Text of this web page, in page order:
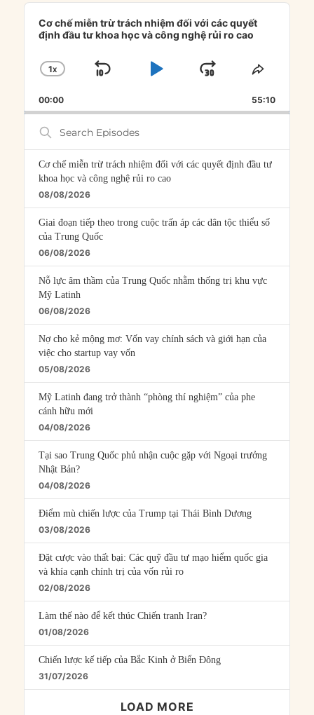
Audio
Player
Cơ chế miễn trừ trách nhiệm đối với các quyết
định đầu tư khoa học và công nghệ rủi ro cao
CHANGE
RATE
1X
SKIP
PLAYJUMP
FORWARD
SHARE
00:00 55:10
Search
Episodes
Cơ chế miễn trừ trách nhiệm đối với các quyết định đầu tư
khoa học và công nghệ rủi ro cao
08/08/2026
Giai đoạn tiếp theo trong cuộc trấn áp các dân tộc thiểu số
của Trung Quốc
06/08/2026
Nỗ lực âm thầm của Trung Quốc nhằm thống trị khu vực
Mỹ Latinh
06/08/2026
Nợ cho kẻ mộng mơ: Vốn vay chính sách và giới hạn của
việc cho startup vay vốn
05/08/2026
Mỹ Latinh đang trở thành “phòng thí nghiệm” của phe
cánh hữu mới
04/08/2026
Tại sao Trung Quốc phủ nhận cuộc gặp với Ngoại trưởng
Nhật Bản?
04/08/2026
Điểm mù chiến lược của Trump tại Thái Bình Dương
03/08/2026
Đặt cược vào thất bại: Các quỹ đầu tư mạo hiểm quốc gia
và khía cạnh chính trị của vốn rủi ro
02/08/2026
Làm thế nào để kết thúc Chiến tranh Iran?
01/08/2026
Chiến lược kế tiếp của Bắc Kinh ở Biển Đông
31/07/2026
LOAD MORE